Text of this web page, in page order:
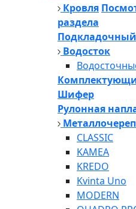
Кровля
раздела
Водосток
Шифер
Рулонная
CLASSIC
KAMEA
KREDO
Kvinta Uno
MODERN